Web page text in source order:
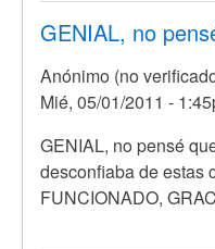
GENIAL, no
Anónimo (no
Mié, 05/01/2011 -
GENIAL, no pensé
desconfiaba de estas
FUNCIONADO,